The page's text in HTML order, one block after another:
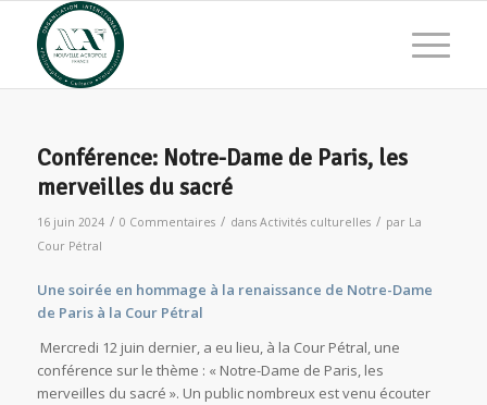
Conférence: Notre-Dame de Paris, les
merveilles du sacré
16 juin 2024 / 0 Commentaires / dans Activités culturelles / par La
Cour Pétral
Une soirée en hommage à la renaissance de Notre-Dame
de Paris à la Cour Pétral
Mercredi 12 juin dernier, a eu lieu, à la Cour Pétral, une
conférence sur le thème : « Notre-Dame de Paris, les
merveilles du sacré ». Un public nombreux est venu écouter